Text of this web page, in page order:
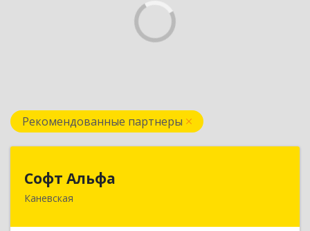
Рекомендованные партнеры
Софт Альфа
Каневская
353730, Краснодарский край, Каневской р-н,